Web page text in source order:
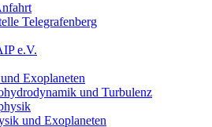
Telegrafenberg
e.V.
Exoplaneten
und Turbulenz
und Exoplaneten